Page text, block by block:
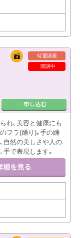
特選講座
開講中
れ､美容と健康にも
フラ(踊り)｡手の踊
自然の美しさや人の
手で表現します｡